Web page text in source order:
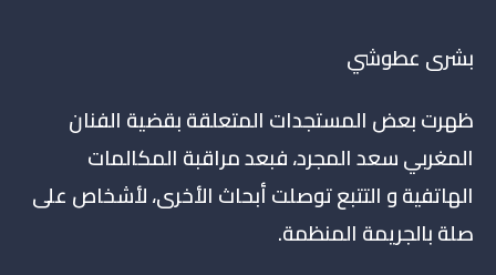
بشرى عطوشي
ظهرت بعض المستجدات المتعلقة بقضية الفنان
المغربي سعد المجرد، فبعد مراقبة المكالمات
الهاتفية و التتبع توصلت أبحاث الأخرى، لأشخاص على
صلة بالجريمة المنظمة.